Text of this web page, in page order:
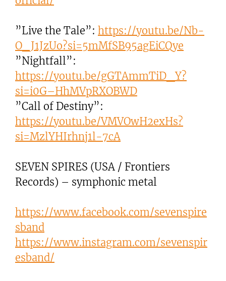
”Live the Tale”: https://youtu.be/Nb-
O_J1JzUo?si=5mMfSB95agEiCQye
”Nightfall”:
https://youtu.be/gGTAmmTiD_Y?
si=i0G–HhMVpRXOBWD
”Call of Destiny”:
https://youtu.be/VMVOwH2exHs?
si=MzlYHIrhnj1l-7cA
SEVEN SPIRES (USA / Frontiers
Records) – symphonic metal
https://www.facebook.com/sevenspire
sband
https://www.instagram.com/sevenspir
esband/